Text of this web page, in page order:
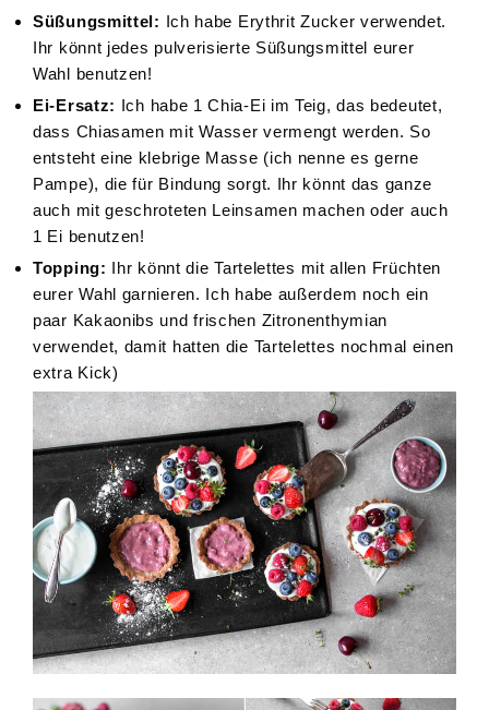
Süßungsmittel: Ich habe Erythrit Zucker verwendet.
Ihr könnt jedes pulverisierte Süßungsmittel eurer
Wahl benutzen!
Ei-Ersatz: Ich habe 1 Chia-Ei im Teig, das bedeutet,
dass Chiasamen mit Wasser vermengt werden. So
entsteht eine klebrige Masse (ich nenne es gerne
Pampe), die für Bindung sorgt. Ihr könnt das ganze
auch mit geschroteten Leinsamen machen oder auch
1 Ei benutzen!
Topping: Ihr könnt die Tartelettes mit allen Früchten
eurer Wahl garnieren. Ich habe außerdem noch ein
paar Kakaonibs und frischen Zitronenthymian
verwendet, damit hatten die Tartelettes nochmal einen
extra Kick)